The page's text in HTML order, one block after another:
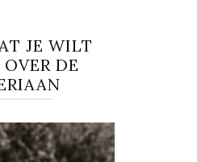
JE WILT
DE